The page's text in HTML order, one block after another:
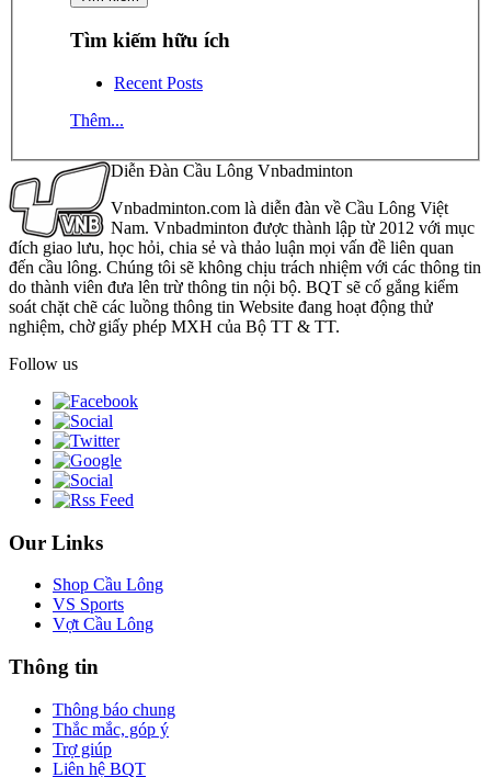
Tìm kiếm hữu ích
Recent Posts
Thêm...
Diễn Đàn Cầu Lông Vnbadminton
Vnbadminton.com là diễn đàn về Cầu Lông Việt
Nam. Vnbadminton được thành lập từ 2012 với mục
đích giao lưu, học hỏi, chia sẻ và thảo luận mọi vấn đề liên quan
đến cầu lông. Chúng tôi sẽ không chịu trách nhiệm với các thông tin
do thành viên đưa lên trừ thông tin nội bộ. BQT sẽ cố gắng kiểm
soát chặt chẽ các luồng thông tin Website đang hoạt động thử
nghiệm, chờ giấy phép MXH của Bộ TT & TT.
Follow us
Our Links
Shop Cầu Lông
VS Sports
Vợt Cầu Lông
Thông tin
Thông báo chung
Thắc mắc, góp ý
Trợ giúp
Liên hệ BQT